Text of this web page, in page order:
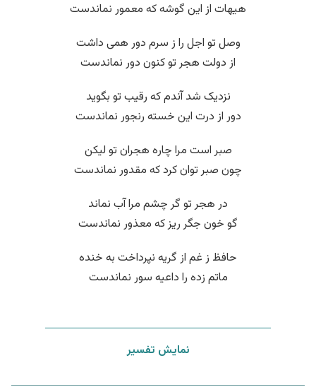
هیهات از این گوشه که معمور نماندست
وصل تو اجل را ز سرم دور همی داشت
از دولت هجر تو کنون دور نماندست
نزدیک شد آندم که رقیب تو بگوید
دور از درت این خسته رنجور نماندست
صبر است مرا چاره هجران تو لیکن
چون صبر توان کرد که مقدور نماندست
در هجر تو گر چشم مرا آب نماند
گو خون جگر ریز که معذور نماندست
حافظ ز غم از گریه نپرداخت به خنده
ماتم زده را داعیه سور نماندست
نمایش تفسیر